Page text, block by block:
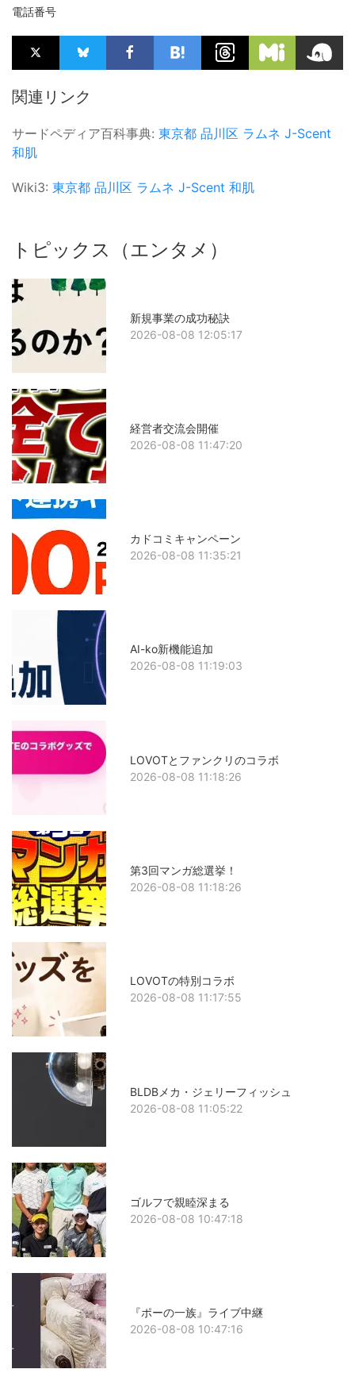
電話番号
関連リンク
サードペディア百科事典: 東京都 品川区 ラムネ J-Scent
和肌
Wiki3: 東京都 品川区 ラムネ J-Scent 和肌
トピックス（エンタメ）
新規事業の成功秘訣
2026-08-08 12:05:17
経営者交流会開催
2026-08-08 11:47:20
カドコミキャンペーン
2026-08-08 11:35:21
AI-ko新機能追加
2026-08-08 11:19:03
LOVOTとファンクリのコラボ
2026-08-08 11:18:26
第3回マンガ総選挙！
2026-08-08 11:18:26
LOVOTの特別コラボ
2026-08-08 11:17:55
BLDBメカ・ジェリーフィッシュ
2026-08-08 11:05:22
ゴルフで親睦深まる
2026-08-08 10:47:18
『ポーの一族』ライブ中継
2026-08-08 10:47:16